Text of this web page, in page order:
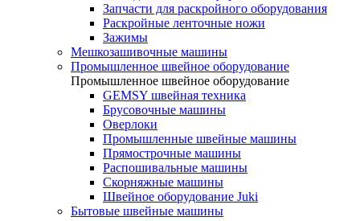
Запчасти для раскройного оборудования
Раскройные ленточные ножи
Зажимы
Мешкозашивочные машины
Промышленное швейное оборудование
Промышленное швейное оборудование
GEMSY швейная техника
Брусовочные машины
Оверлоки
Промышленные швейные машины
Прямострочные машины
Распошивальные машины
Скорняжные машины
Швейное оборудование Juki
Бытовые швейные машины